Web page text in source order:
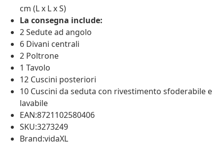
cm (L x L x S)
La consegna include:
2 Sedute ad angolo
6 Divani centrali
2 Poltrone
1 Tavolo
12 Cuscini posteriori
10 Cuscini da seduta con rivestimento sfoderabile e
lavabile
EAN:8721102580406
SKU:3273249
Brand:vidaXL